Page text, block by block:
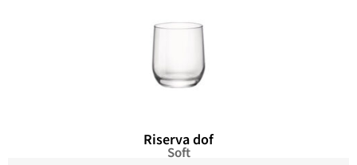
Riserva dof
Soft